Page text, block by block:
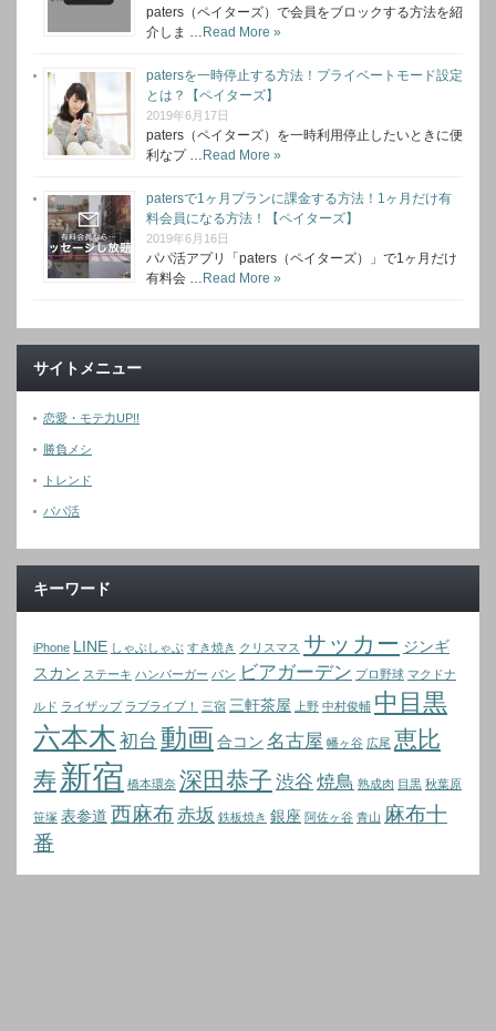
paters（ペイターズ）で会員をブロックする方法を紹
介しま … Read More »
patersを一時停止する方法！プライベートモード設定
とは？【ペイターズ】
2019年6月17日
paters（ペイターズ）を一時利用停止したいときに便
利なプ … Read More »
patersで1ヶ月プランに課金する方法！1ヶ月だけ有
料会員になる方法！【ペイターズ】
2019年6月16日
パパ活アプリ「paters（ペイターズ）」で1ヶ月だけ
有料会 … Read More »
サイトメニュー
恋愛・モテ力UP!!
勝負メシ
トレンド
パパ活
キーワード
iPhone LINE しゃぶしゃぶ すき焼き クリスマス サッカー ジンギ
スカン ステーキ ハンバーガー パン ビアガーデン プロ野球 マクドナ
ルド ライザップ ラブライブ！ 三宿 三軒茶屋 上野 中村俊輔 中目黒
六本木 初台 動画 合コン 名古屋 幡ヶ谷 広尾 恵比
寿 新宿 橋本環奈 深田恭子 渋谷 焼鳥 熟成肉 目黒 秋葉原
笹塚 表参道 西麻布赤坂 鉄板焼き 銀座 阿佐ヶ谷 青山 麻布十
番